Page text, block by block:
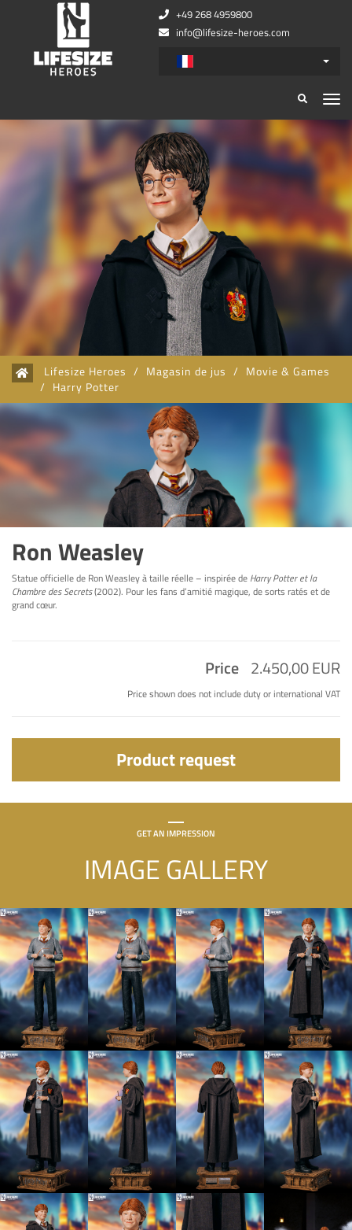
+49 268 4959800
info@lifesize-heroes.com
Lifesize Heroes / Magasin de jus / Movie & Games
/ Harry Potter
Ron Weasley
Statue officielle de Ron Weasley à taille réelle – inspirée de Harry Potter et la
Chambre des Secrets(2002). Pour les fans d’amitié magique, de sorts ratés et de
grand cœur.
Price 2.450,00 EUR
Price shown does not include duty or international VAT
Product request
GET AN IMPRESSION
IMAGE GALLERY